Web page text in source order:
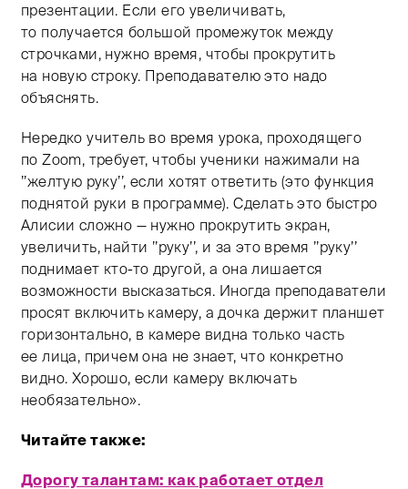
презентации. Если его увеличивать,
то получается большой промежуток между
строчками, нужно время, чтобы прокрутить
на новую строку. Преподавателю это надо
объяснять.
Нередко учитель во время урока, проходящего
по Zoom, требует, чтобы ученики нажимали на
’’желтую руку’’, если хотят ответить (это функция
поднятой руки в программе). Сделать это быстро
Алисии сложно — нужно прокрутить экран,
увеличить, найти ’’руку’’, и за это время ’’руку’’
поднимает кто-то другой, а она лишается
возможности высказаться. Иногда преподаватели
просят включить камеру, а дочка держит планшет
горизонтально, в камере видна только часть
ее лица, причем она не знает, что конкретно
видно. Хорошо, если камеру включать
необязательно».
Читайте также:
Дорогу талантам: как работает отдел